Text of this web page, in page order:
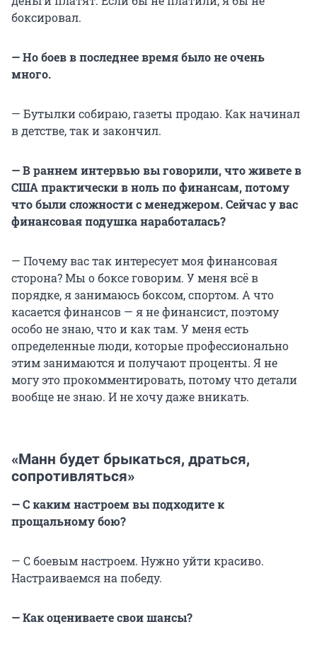
боксировал.
— Но боев в последнее время было не очень
много.
— Бутылки собираю, газеты продаю. Как начинал
в детстве, так и закончил.
— В раннем интервью вы говорили, что живете в
США практически в ноль по финансам, потому
что были сложности с менеджером. Сейчас у вас
финансовая подушка наработалась?
— Почему вас так интересует моя финансовая
сторона? Мы о боксе говорим. У меня всё в
порядке, я занимаюсь боксом, спортом. А что
касается финансов — я не финансист, поэтому
особо не знаю, что и как там. У меня есть
определенные люди, которые профессионально
этим занимаются и получают проценты. Я не
могу это прокомментировать, потому что детали
вообще не знаю. И не хочу даже вникать.
«Манн будет брыкаться, драться,
сопротивляться»
— С каким настроем вы подходите к
прощальному бою?
— С боевым настроем. Нужно уйти красиво.
Настраиваемся на победу.
— Как оцениваете свои шансы?